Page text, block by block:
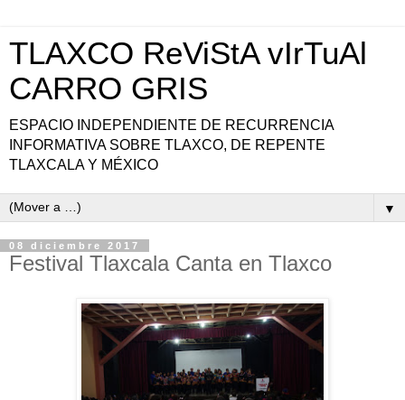
TLAXCO ReViStA vIrTuAl
CARRO GRIS
ESPACIO INDEPENDIENTE DE RECURRENCIA
INFORMATIVA SOBRE TLAXCO, DE REPENTE
TLAXCALA Y MÉXICO
▼
08 diciembre 2017
Festival Tlaxcala Canta en Tlaxco